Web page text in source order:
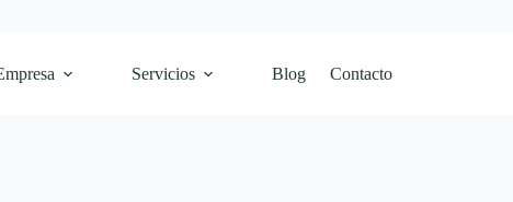
Servicios Blog Contacto